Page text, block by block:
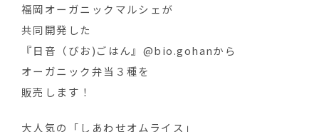
福岡オーガニックマルシェが
共同開発した
『日音（びお)ごはん』@bio.gohanから
オーガニック弁当３種を
販売します！
大人気の「しあわせオムライス」